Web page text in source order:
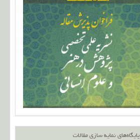
پایگاه‌های نمایه سازی مقالات